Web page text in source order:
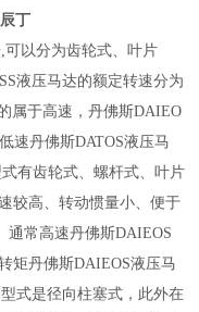
丁
以分为齿轮式、叶片
液压马达的额定转速分为
属于高速，丹佛斯DAIEO
速丹佛斯DATOS液压马
有齿轮式、螺杆式、叶片
较高、转动惯量小、便于
通常高速丹佛斯DAIEOS
矩丹佛斯DAIEOS液压马
式是径向柱塞式，此外在